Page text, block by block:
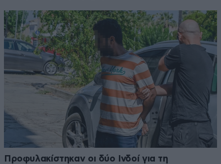
Προφυλακίστηκαν οι δύο Ινδοί για τη